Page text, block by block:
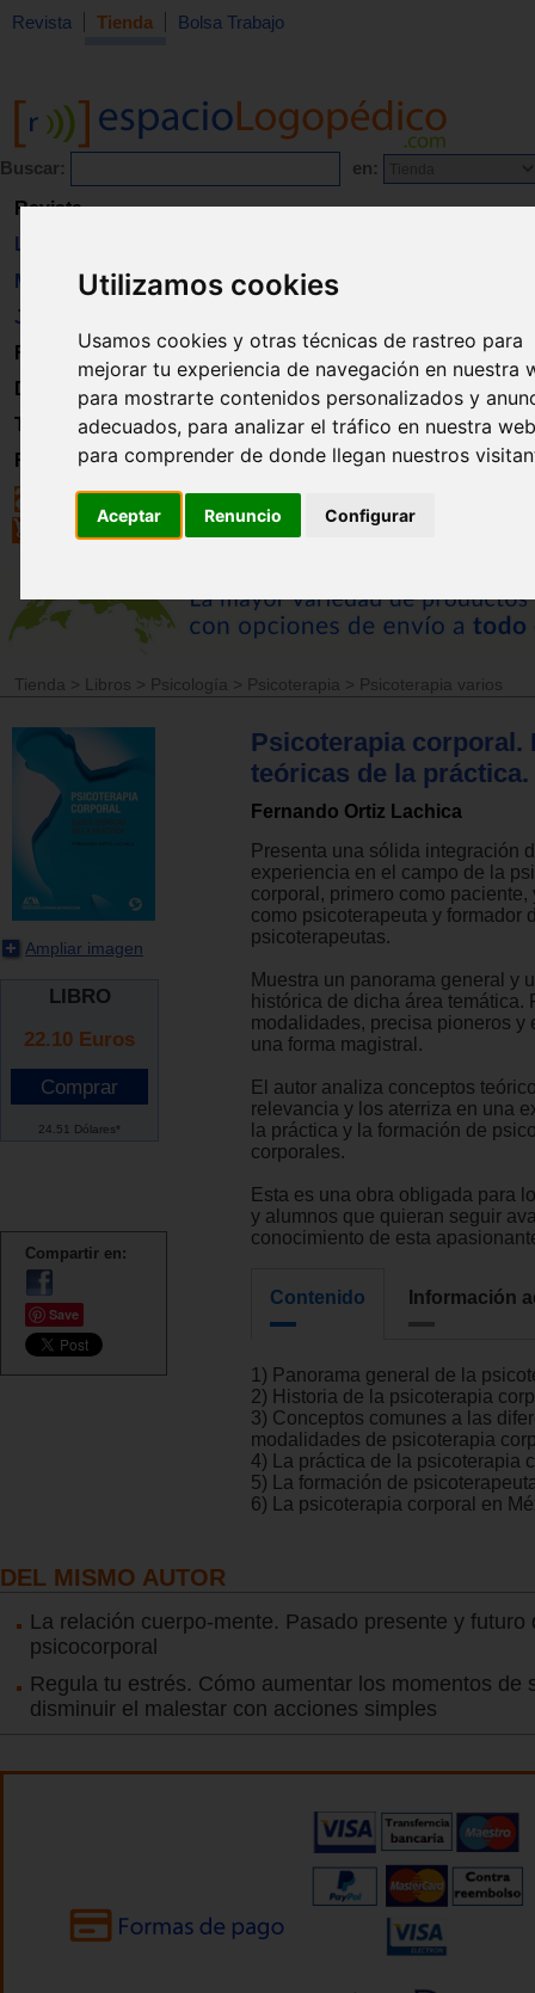
Utilizamos cookies
Usamos cookies y otras técnicas de rastreo para
mejorar tu experiencia de navegación en nuestra
para mostrarte contenidos personalizados y
adecuados, para analizar el tráfico en nuestra
para comprender de donde llegan nuestros
Aceptar Renuncio Configurar
Revista Tienda Bolsa Trabajo
Buscar: en:
Revista
Libros
Material
Juguetes
Formación
Directorio
Trabajo
Registro
Tienda > Libros > Psicología > Psicoterapia > Psicoterapia varios
Ampliar imagen
LIBRO
22.10 Euros
24.51 Dólares*
Compartir en:
Save
Psicoterapia corporal.
teóricas de la práctica.
Fernando Ortiz Lachica
Presenta una sólida integración
experiencia en el campo de la
corporal, primero como paciente,
como psicoterapeuta y formador
psicoterapeutas.
Muestra un panorama general y
histórica de dicha área temática.
modalidades, precisa pioneros y
una forma magistral.
El autor analiza conceptos
relevancia y los aterriza en una
la práctica y la formación de
corporales.
Esta es una obra obligada para
y alumnos que quieran seguir
conocimiento de esta
Contenido Información
1) Panorama general de la
2) Historia de la psicoterapia
3) Conceptos comunes a las
modalidades de psicoterapia
4) La práctica de la psicoterapia
5) La formación de
6) La psicoterapia corporal en
DEL MISMO AUTOR
La relación cuerpo-mente. Pasado presente y futuro
psicocorporal
Regula tu estrés. Cómo aumentar los momentos de
disminuir el malestar con acciones simples